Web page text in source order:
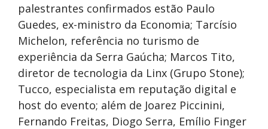
palestrantes confirmados estão Paulo
Guedes, ex-ministro da Economia; Tarcísio
Michelon, referência no turismo de
experiência da Serra Gaúcha; Marcos Tito,
diretor de tecnologia da Linx (Grupo Stone);
Tucco, especialista em reputação digital e
host do evento; além de Joarez Piccinini,
Fernando Freitas, Diogo Serra, Emílio Finger